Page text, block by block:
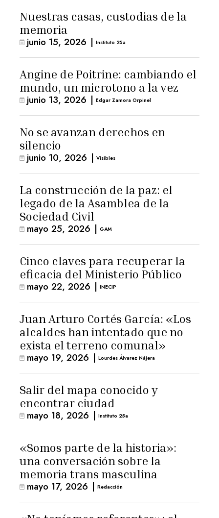
Nuestras casas, custodias de la
memoria
junio 15, 2026 | Instituto 25a
Angine de Poitrine: cambiando el
mundo, un microtono a la vez
junio 13, 2026 | Edgar Zamora Orpinel
No se avanzan derechos en
silencio
junio 10, 2026 | Visibles
La construcción de la paz: el
legado de la Asamblea de la
Sociedad Civil
mayo 25, 2026 | GAM
Cinco claves para recuperar la
eficacia del Ministerio Público
mayo 22, 2026 | INECIP
Juan Arturo Cortés García: «Los
alcaldes han intentado que no
exista el terreno comunal»
mayo 19, 2026 | Lourdes Álvarez Nájera
Salir del mapa conocido y
encontrar ciudad
mayo 18, 2026 | Instituto 25a
«Somos parte de la historia»:
una conversación sobre la
memoria trans masculina
mayo 17, 2026 | Redacción